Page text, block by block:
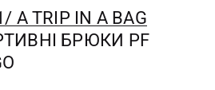
СТВОРИТИ ОБЛІКІВКУ
A TRIP IN A BAG
БРЮКИ PF